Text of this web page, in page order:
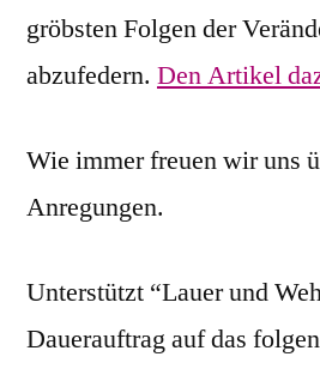
gröbsten Folgen der
abzufedern. Den Artikel
Wie immer freuen wir uns
Anregungen.
Unterstützt “Lauer und
Dauerauftrag auf das